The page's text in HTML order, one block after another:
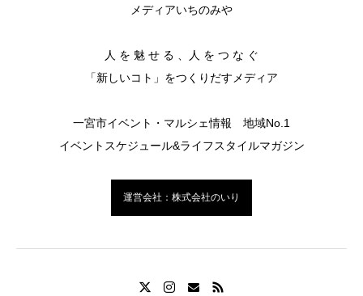
メディアいちのみや
人 を 魅 せ る 、人 を つ な ぐ
「新しいコト」をつくりだすメディア
一宮市イベント・マルシェ情報 地域No.1
イベントスケジュール&ライフスタイルマガジン
運営会社：株式会社のいり